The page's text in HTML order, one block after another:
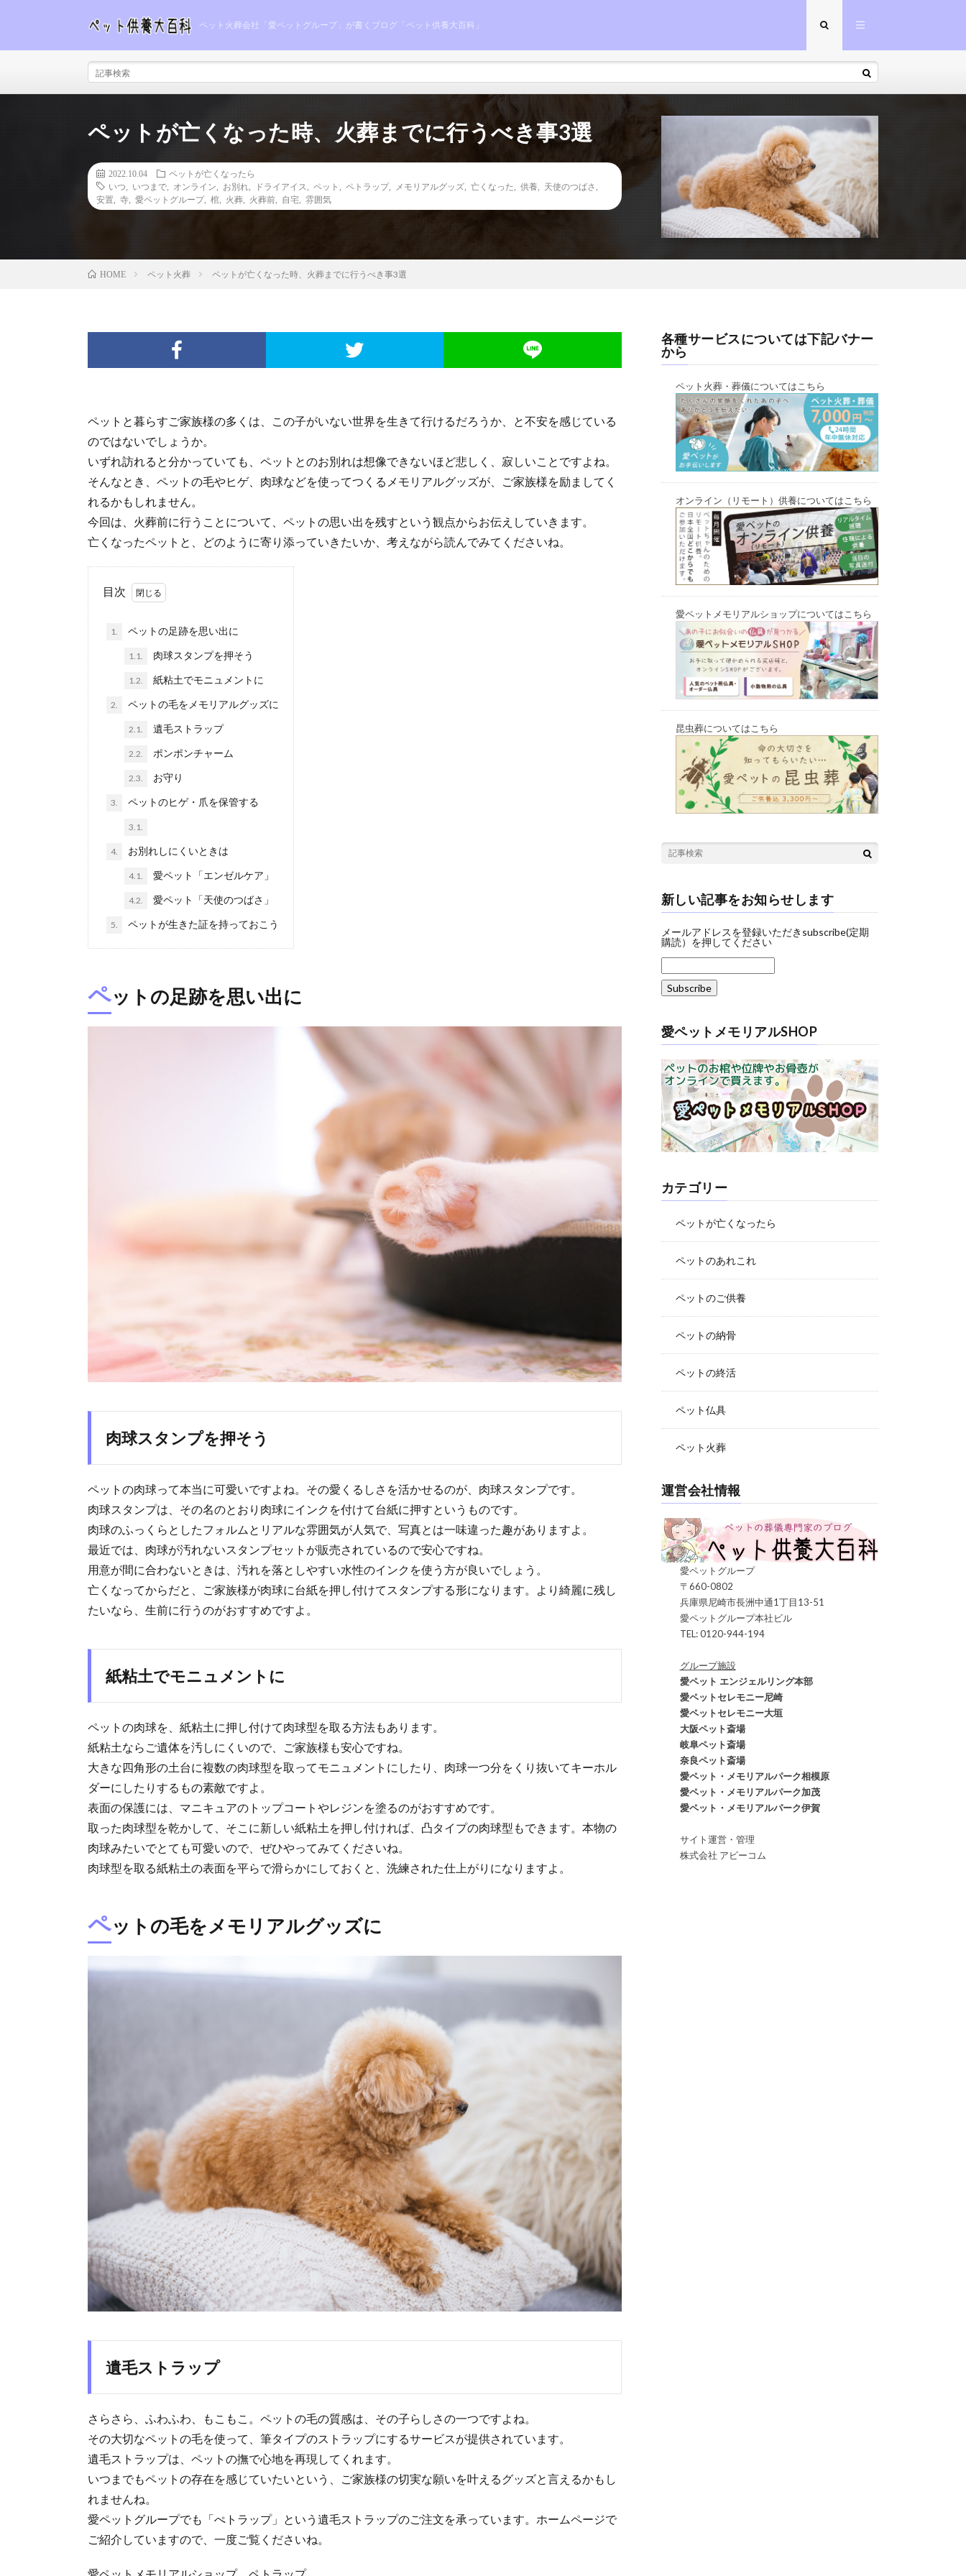
ペット火葬会社「愛ペットグループ」が書くブログ「ペット供養大百科」
ペットが亡くなった時、火葬までに行うべき事3選
2022.10.04
ペットが亡くなったら
いつ
いつまで オンライン お別れ ドライアイス ペット ペトラップ, メモリアルグッズ 亡くなった 供養 天使のつばさ
安置
寺 愛ペットグループ, 棺 火葬 火葬前 自宅 雰囲気
HOME ペット火葬 ペットが亡くなった時、火葬までに行うべき事3選
ペットと暮らすご家族様の多くは、この子がいない世界を生きて行けるだろうか、と不安を感じている
のではないでしょうか。
いずれ訪れると分かっていても、ペットとのお別れは想像できないほど悲しく、寂しいことですよね。
そんなとき、ペットの毛やヒゲ、肉球などを使ってつくるメモリアルグッズが、ご家族様を励ましてく
れるかもしれません。
今回は、火葬前に行うことについて、ペットの思い出を残すという観点からお伝えしていきます。
亡くなったペットと、どのように寄り添っていきたいか、考えながら読んでみてくださいね。
目次
1. ペットの足跡を思い出に
1.1. 肉球スタンプを押そう
1.2. 紙粘土でモニュメントに
2. ペットの毛をメモリアルグッズに
2.1. 遺毛ストラップ
2.2. ポンポンチャーム
2.3. お守り
3. ペットのヒゲ・爪を保管する
3.1.
4. お別れしにくいときは
4.1. 愛ペット「エンゼルケア」
4.2. 愛ペット「天使のつばさ」
5. ペットが生きた証を持っておこう
ペットの足跡を思い出に
肉球スタンプを押そう
ペットの肉球って本当に可愛いですよね。その愛くるしさを活かせるのが、肉球スタンプです。
肉球スタンプは、その名のとおり肉球にインクを付けて台紙に押すというものです。
肉球のふっくらとしたフォルムとリアルな雰囲気が人気で、写真とは一味違った趣がありますよ。
最近では、肉球が汚れないスタンプセットが販売されているので安心ですね。
用意が間に合わないときは、汚れを落としやすい水性のインクを使う方が良いでしょう。
亡くなってからだと、ご家族様が肉球に台紙を押し付けてスタンプする形になります。より綺麗に残し
たいなら、生前に行うのがおすすめですよ。
紙粘土でモニュメントに
ペットの肉球を、紙粘土に押し付けて肉球型を取る方法もあります。
紙粘土ならご遺体を汚しにくいので、ご家族様も安心ですね。
大きな四角形の土台に複数の肉球型を取ってモニュメントにしたり、肉球一つ分をくり抜いてキーホル
ダーにしたりするもの素敵ですよ。
表面の保護には、マニキュアのトップコートやレジンを塗るのがおすすめです。
取った肉球型を乾かして、そこに新しい紙粘土を押し付ければ、凸タイプの肉球型もできます。本物の
肉球みたいでとても可愛いので、ぜひやってみてくださいね。
肉球型を取る紙粘土の表面を平らで滑らかにしておくと、洗練された仕上がりになりますよ。
ペットの毛をメモリアルグッズに
遺毛ストラップ
さらさら、ふわふわ、もこもこ。ペットの毛の質感は、その子らしさの一つですよね。
その大切なペットの毛を使って、筆タイプのストラップにするサービスが提供されています。
遺毛ストラップは、ペットの撫で心地を再現してくれます。
いつまでもペットの存在を感じていたいという、ご家族様の切実な願いを叶えるグッズと言えるかもし
れませんね。
愛ペットグループでも「ぺトラップ」という遺毛ストラップのご注文を承っています。ホームページで
ご紹介していますので、一度ご覧くださいね。
各種サービスについては下記バナー
から
ペット火葬・葬儀についてはこちら
オンライン（リモート）供養についてはこちら
愛ペットメモリアルショップについてはこちら
昆虫葬についてはこちら
新しい記事をお知らせします
メールアドレスを登録いただきsubscribe(定期
購読）を押してください
愛ペットメモリアルSHOP
カテゴリー
ペットが亡くなったら
ペットのあれこれ
ペットのご供養
ペットの納骨
ペットの終活
ペット仏具
ペット火葬
運営会社情報
愛ペットグループ
〒660-0802
兵庫県尼崎市長洲中通1丁目13-51
愛ペットグループ本社ビル
TEL: 0120-944-194
グループ施設
愛ペット エンジェルリング本部
愛ペットセレモニー尼崎
愛ペットセレモニー大垣
大阪ペット斎場
岐阜ペット斎場
奈良ペット斎場
愛ペット・メモリアルパーク相模原
愛ペット・メモリアルパーク加茂
愛ペット・メモリアルパーク伊賀
サイト運営・管理
株式会社 アビーコム